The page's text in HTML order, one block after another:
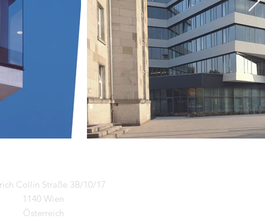
Collin Straße 3B/10/17
1140 Wien
Österreich